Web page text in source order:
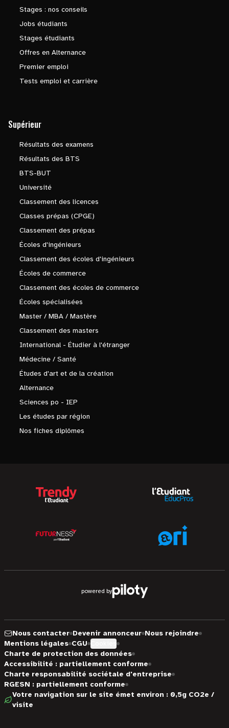
Stages : nos conseils
Jobs étudiants
Stages étudiants
Offres en Alternance
Premier emploi
Tests emploi et carrière
Supérieur
Résultats des examens
Résultats des BTS
BTS-BUT
Université
Classement des licences
Classes prépas (CPGE)
Classement des prépas
Écoles d'ingénieurs
Classement des écoles d'ingénieurs
Écoles de commerce
Classement des écoles de commerce
Écoles spécialisées
Master / MBA / Mastère
Classement des masters
International - Étudier à l'étranger
Médecine / Santé
Études d'art et de la création
Alternance
Sciences po - IEP
Les études par région
Nos fiches diplômes
powered by
Nous contacter Devenir annonceur Nous rejoindre
Mentions légales CGU
Charte de protection des données
Accessibilité : partiellement conforme
Charte responsabilité sociétale d'entreprise
RGESN : partiellement conforme
Votre navigation sur le site émet environ : 0,5g CO2e /
visite